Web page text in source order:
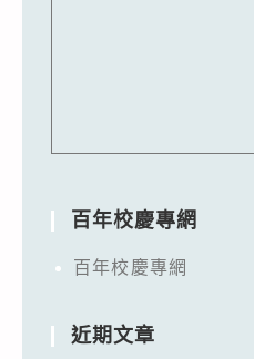
百年校慶專網
百年校慶專網
近期文章